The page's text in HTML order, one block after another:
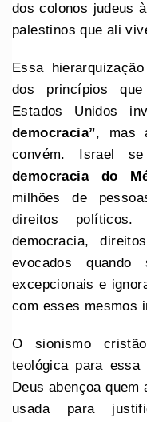
dos colonos judeus
palestinos que ali
Essa
dos princípios
Estados Unidos
democracia”, mas
convém. Israel
democracia do
milhões de
direitos
democracia,
evocados
excepcionais e
com esses mesmos
O sionismo
teológica para essa
Deus abençoa
usada para